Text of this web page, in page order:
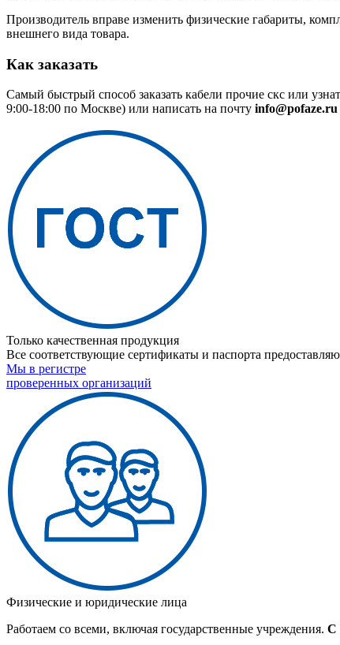
Производитель вправе изменить физические габариты,
внешнего вида товара.
Как заказать
Самый быстрый способ заказать кабели прочие скс или
9:00-18:00 по Москве) или написать на почту info@pofaze.ru
Только качественная продукция
Все соответствующие сертификаты и паспорта
Мы в регистре
проверенных организаций
Физические и юридические лица
Работаем со всеми, включая государственные учреждения. С